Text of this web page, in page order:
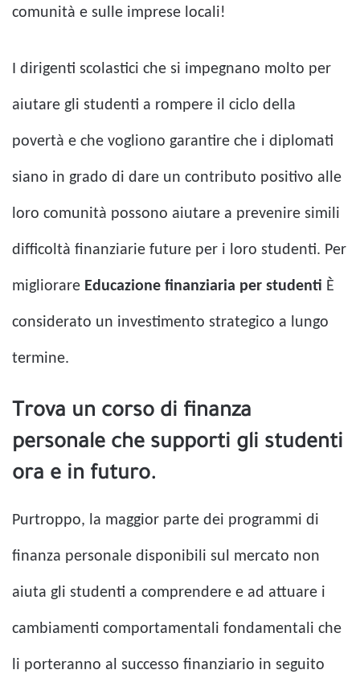
comunità e sulle imprese locali!
I dirigenti scolastici che si impegnano molto per
aiutare gli studenti a rompere il ciclo della
povertà e che vogliono garantire che i diplomati
siano in grado di dare un contributo positivo alle
loro comunità possono aiutare a prevenire simili
difficoltà finanziarie future per i loro studenti. Per
migliorare Educazione finanziaria per studenti È
considerato un investimento strategico a lungo
termine.
Trova un corso di finanza
personale che supporti gli studenti
ora e in futuro.
Purtroppo, la maggior parte dei programmi di
finanza personale disponibili sul mercato non
aiuta gli studenti a comprendere e ad attuare i
cambiamenti comportamentali fondamentali che
li porteranno al successo finanziario in seguito